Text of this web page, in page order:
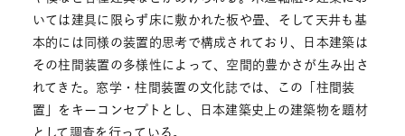
いては建具に限らず床に敷かれた板や畳、そして天井も基
本的には同様の装置的思考で構成されており、日本建築は
その柱間装置の多様性によって、空間的豊かさが生み出さ
れてきた。窓学・柱間装置の文化誌では、この「柱間装
置」をキーコンセプトとし、日本建築史上の建築物を題材